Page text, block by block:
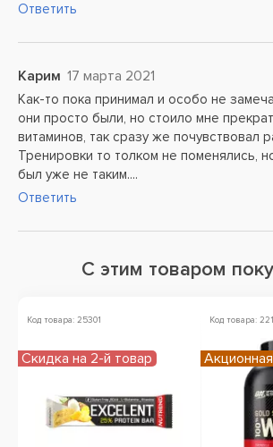
Ответить
Карим 17 марта 2021
Как-то пока принимал и особо не
они просто были, но стоило мне
витаминов, так сразу же почувствовал
Тренировки то толком не поменялись,
был уже не таким....
Ответить
С этим товаром
Код товара: 25301
Скидка на 2-й товар
Код товара: